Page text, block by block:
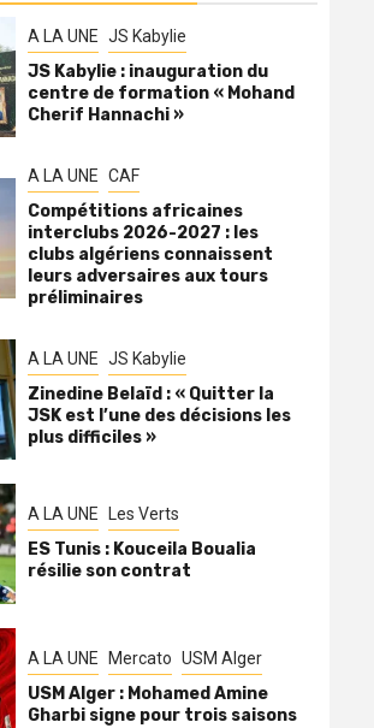
A LA UNE JS Kabylie
JS Kabylie : inauguration du
centre de formation « Mohand
Cherif Hannachi »
A LA UNE CAF
Compétitions africaines
interclubs 2026-2027 : les
clubs algériens connaissent
leurs adversaires aux tours
préliminaires
A LA UNE JS Kabylie
Zinedine Belaïd : « Quitter la
JSK est l’une des décisions les
plus difficiles »
A LA UNE Les Verts
ES Tunis : Kouceila Boualia
résilie son contrat
A LA UNE Mercato USM Alger
USM Alger : Mohamed Amine
Gharbi signe pour trois saisons